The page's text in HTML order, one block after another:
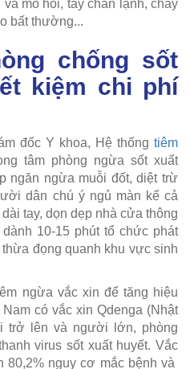
mồ hôi, tay chân lạnh, chảy
bất thường...
chống sốt
kiệm chi phí
đốc Y khoa, Hệ thống tiêm
tâm phòng ngừa sốt xuất
ngăn ngừa muỗi đốt, diệt trừ
dân chú ý ngủ màn kể cả
tay, dọn dẹp nhà cửa thông
10-15 phút tổ chức phát
đọng quanh khu vực sinh
ngừa vắc xin để tăng hiệu
có vắc xin Qdenga (Nhật
trở lên và người lớn, phòng
virus sốt xuất huyết. Vắc
nguy cơ mắc bệnh và